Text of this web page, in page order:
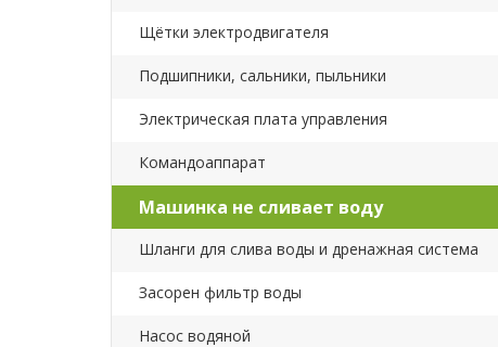
Щётки электродвигателя
Подшипники, сальники, пыльники
Электрическая плата управления
Командоаппарат
Машинка не сливает воду
Шланги для слива воды и дренажная система
Засорен фильтр воды
Насос водяной